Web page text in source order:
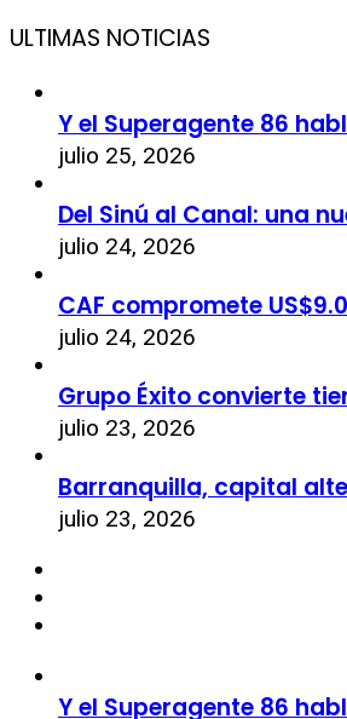
ULTIMAS NOTICIAS
Y el Superagente 86
julio 25, 2026
Del Sinú al Canal: una
julio 24, 2026
CAF compromete
julio 24, 2026
Grupo Éxito convierte
julio 23, 2026
Barranquilla, capital
julio 23, 2026
Y el Superagente 86